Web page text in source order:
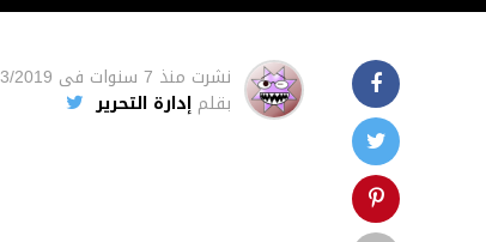
نشرت منذ 7 سنوات فى 2019
بقلم إدارة التحرير